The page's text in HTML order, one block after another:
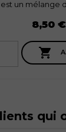
est un mélange
8,50 €

qui